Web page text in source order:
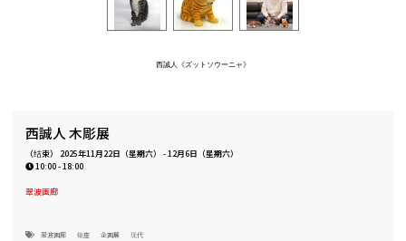
西誠人《ズットソウーニャ》
西誠人 木彫展
（结束） 2025年11月22日（星期六）-12月6日（星期六）
10:00 - 18:00
翠波画廊
翠波画廊 银座 企画展 现代